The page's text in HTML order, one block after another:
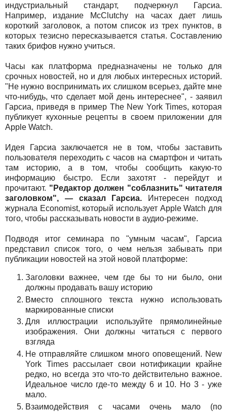
индустриальный стандарт, подчеркнул Гарсиа.
Например, издание McClutchy на часах дает лишь
короткий заголовок, а потом список из трех пунктов, в
которых тезисно пересказывается статья. Составлению
таких брифов нужно учиться.
Часы как платформа предназначены не только для
срочных новостей, но и для любых интересных историй.
"Не нужно воспринимать их слишком всерьез, дайте мне
что-нибудь, что сделает мой день интереснее", - заявил
Гарсиа, приведя в пример The New York Times, которая
публикует кухонные рецепты в своем приложении для
Apple Watch.
Идея Гарсиа заключается не в том, чтобы заставить
пользователя переходить с часов на смартфон и читать
там историю, а в том, чтобы сообщить какую-то
информацию быстро. Если захотят - перейдут и
прочитают. "Редактор должен "соблазнить" читателя
заголовком", — сказал Гарсиа.
Интересен подход
журнала Economist, который использует Apple Watch для
того, чтобы рассказывать новости в аудио-режиме.
Подводя итог семинара по "умным часам", Гарсиа
представил список того, о чем нельзя забывать при
публикации новостей на этой новой платформе:
Заголовки важнее, чем где бы то ни было, они
должны продавать вашу историю
Вместо сплошного текста нужно использовать
маркированные списки
Для иллюстрации используйте прямолинейные
изображения. Они должны читаться с первого
взгляда
Не отправляйте слишком много оповещений. New
York Times рассылает свои нотификации крайне
редко, но всегда это что-то действительно важное.
Идеальное число где-то между 6 и 10. Но 3 - уже
мало.
Взаимодействия с часами очень мало (по